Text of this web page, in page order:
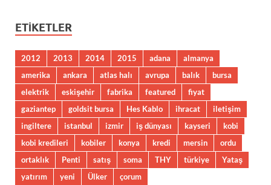
ETIKETLER
2012 2013 2014 2015 adana
almanya
amerika
ankara atlas halı avrupa balık
bursa
elektrik
eskişehir fabrika featured
fiyat
gaziantep
goldsit bursa Hes Kablo ihracat
iletişim
ingiltere
istanbul izmir iş dünyası kayseri
kobi
kobi kredileri
kobiler konya kredi mersin
ordu
ortaklık
Penti satış soma THY türkiye
Yataş
yatırım
yeni Ülker çorum